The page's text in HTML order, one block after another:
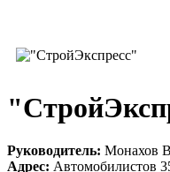
Руководитель: Монахов
Адрес: Автомобилистов